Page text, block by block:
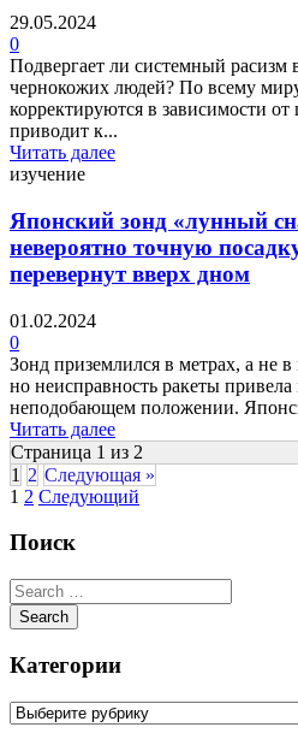
29.05.2024
0
Подвергает ли системный
чернокожих людей? По всему
корректируются в зависимости
приводит к...
Читать далее
изучение
Японский зонд «лунный
невероятно точную
перевернут вверх дном
01.02.2024
0
Зонд приземлился в метрах, а не
но неисправность ракеты привела
неподобающем положении.
Читать далее
Страница 1 из 2
1 2 Следующая »
1 2 Следующий
Поиск
Категории